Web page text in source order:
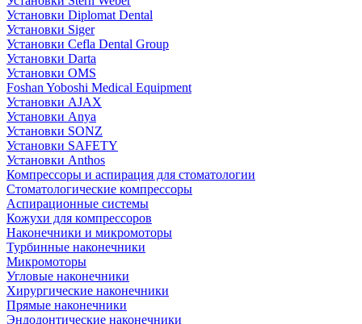
Установки Diplomat Dental
Установки Siger
Установки Cefla Dental Group
Установки Darta
Установки OMS
Foshan Yoboshi Medical Equipment
Установки AJAX
Установки Anya
Установки SONZ
Установки SAFETY
Установки Anthos
Компрессоры и аспирация для стоматологии
Стоматологические компрессоры
Аспирационные системы
Кожухи для компрессоров
Наконечники и микромоторы
Турбинные наконечники
Микромоторы
Угловые наконечники
Хирургические наконечники
Прямые наконечники
Эндодонтические наконечники